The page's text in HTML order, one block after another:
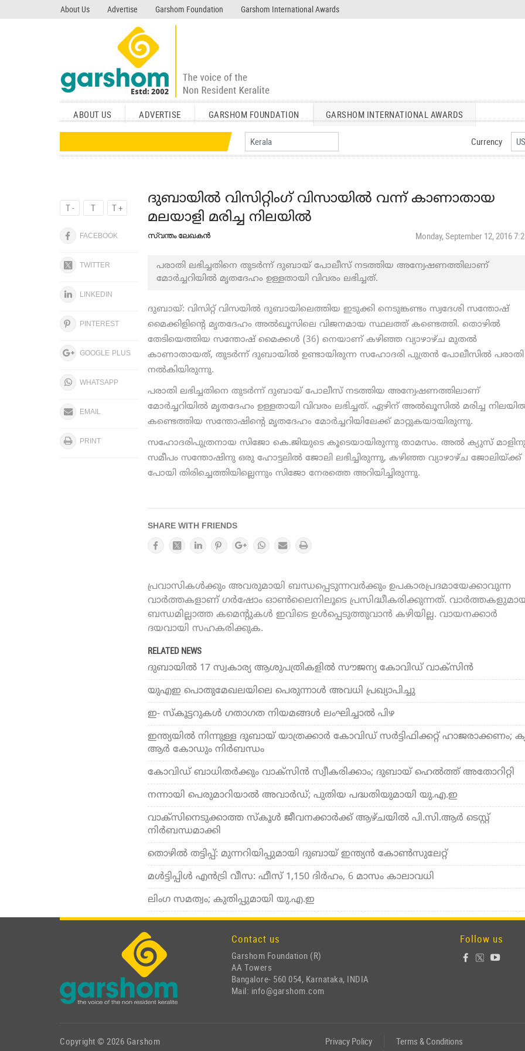
About Us Advertise Garshom Foundation Garshom International Awards
garshom.com
ABOUT US ADVERTISE GARSHOM FOUNDATION GARSHOM INTERNATIONAL AWARDS
Currency
T - T T +
FACEBOOK
TWITTER
LINKEDIN
PINTEREST
GOOGLE PLUS
WHATSAPP
EMAIL
PRINT
ദുബായില്‍ വിസിറ്റിംഗ് വിസായില്‍ വന്ന് കാണാതായ
മലയാളി മരിച്ച നിലയില്‍
സ്വന്തം ലേഖകന്‍ Monday, September 12, 2016
പരാതി ലഭിച്ചതിനെ തുടര്‍ന്ന് ദുബായ് പോലീസ് നടത്തിയ അന്വേഷണത്തിലാണ്
മോര്‍ച്ചറിയില്‍ മൃതദേഹം ഉള്ളതായി വിവരം ലഭിച്ചത്.
ദുബായ്: വിസിറ്റ് വിസയില്‍ ദുബായിലെത്തിയ ഇടുക്കി നെടുങ്കണ്ടം സ്വദേശി സന്തോഷ്
മൈക്കിളിന്റെ മൃതദേഹം അല്‍ഖൂസിലെ വിജനമായ സ്ഥലത്ത് കണ്ടെത്തി. തൊഴില്‍
തേടിയെത്തിയ സന്തോഷ് മൈക്കൾ (36) നെയാണ് കഴിഞ്ഞ വ്യാഴാഴ്ച മുതൽ
കാണാതായത്, തുടര്‍ന്ന്‍ ദുബായില്‍ ഉണ്ടായിരുന്ന സഹോദരി പുത്രന്‍ പോലീസില്‍ പരാതി
നല്‍കിയിരുന്നു.
പരാതി ലഭിച്ചതിനെ തുടര്‍ന്ന്‍ ദുബായ് പോലീസ് നടത്തിയ അന്വേഷണത്തിലാണ്
മോര്‍ച്ചറിയില്‍ മൃതദേഹം ഉള്ളതായി വിവരം ലഭിച്ചത്. ഏഴിന് അല്‍ഖൂസില്‍ മരിച്ച
കണ്ടെത്തിയ സന്തോഷിന്റെ മൃതദേഹം മോര്‍ച്ചറിയിലേക്ക് മാറ്റുകയായിരുന്നു.
സഹോദരിപുത്രനായ സിജോ കെ.ജിയുടെ കൂടെയായിരുന്നു താമസം. അൽ ക്യുസ്
സമീപം സന്തോഷിനു ഒരു ഹോട്ടലിൽ ജോലി ലഭിച്ചിരുന്നു, കഴിഞ്ഞ വ്യാഴാഴ്ച ജോലിയ്ക്ക്
പോയി തിരിച്ചെത്തിയില്ലെന്നും സിജോ നേരത്തെ അറിയിച്ചിരുന്നു.
SHARE WITH FRIENDS
പ്രവാസികൾക്കും അവരുമായി ബന്ധപ്പെടുന്നവർക്കും ഉപകാരപ്രദമായേക്കാവുന്ന
വാർത്തകളാണ് ഗർഷോം ഓൺലൈനിലൂടെ പ്രസിദ്ധീകരിക്കുന്നത്.
ബന്ധമില്ലാത്ത കമെന്റുകൾ ഇവിടെ ഉൾപ്പെടുത്തുവാൻ കഴിയില്ല. വായനക്കാർ
ദയവായി സഹകരിക്കുക.
RELATED NEWS
ദുബായില്‍ 17 സ്വകാര്യ ആശുപത്രികളില്‍ സൗജന്യ കോവിഡ് വാക്‌സിന്‍
യുഎഇ പൊതുമേഖലയിലെ പെരുന്നാള്‍ അവധി പ്രഖ്യാപിച്ചു
ഇ- സ്‌കൂട്ടറുകള്‍ ഗതാഗത നിയമങ്ങള്‍ ലംഘിച്ചാല്‍ പിഴ
ഇന്ത്യയില്‍ നിന്നുള്ള ദുബായ് യാത്രക്കാര്‍ കോവിഡ് സര്‍ട്ടിഫിക്കറ്റ് ഹാജരാക്കണം;
ആര്‍ കോഡും നിര്‍ബന്ധം
കോവിഡ് ബാധിതര്‍ക്കും വാക്‌സിന്‍ സ്വീകരിക്കാം; ദുബായ് ഹെല്‍ത്ത് അതോറിറ്റി
നന്നായി പെരുമാറിയാല്‍ അവാര്‍ഡ്; പുതിയ പദ്ധതിയുമായി യു.എ.ഇ
വാക്‌സിനെടുക്കാത്ത സ്‌കൂള്‍ ജീവനക്കാര്‍ക്ക് ആഴ്ചയില്‍ പി.സി.ആര്‍ ടെസ്റ്റ്
നിര്‍ബന്ധമാക്കി
തൊഴില്‍ തട്ടിപ്പ്: മുന്നറിയിപ്പുമായി ദുബായ് ഇന്ത്യന്‍ കോണ്‍സുലേറ്റ്
മള്‍ട്ടിപ്പിള്‍ എന്‍ട്രി വീസ: ഫീസ് 1,150 ദിര്‍ഹം, 6 മാസം കാലാവധി
ലിംഗ സമത്വം; കുതിപ്പുമായി യു.എ.ഇ
Contact us
Garshom Foundation (R)
AA Towers
Bangalore- 560 054, Karnataka, INDIA
Mail: info@garshom.com
Follow us
Copyright © 2026 Garshom Privacy Policy Terms & Conditions